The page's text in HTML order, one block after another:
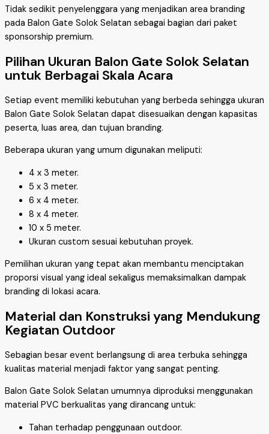
Tidak sedikit penyelenggara yang menjadikan area branding
pada Balon Gate Solok Selatan sebagai bagian dari paket
sponsorship premium.
Pilihan Ukuran Balon Gate Solok Selatan
untuk Berbagai Skala Acara
Setiap event memiliki kebutuhan yang berbeda sehingga ukuran
Balon Gate Solok Selatan dapat disesuaikan dengan kapasitas
peserta, luas area, dan tujuan branding.
Beberapa ukuran yang umum digunakan meliputi:
4 x 3 meter.
5 x 3 meter.
6 x 4 meter.
8 x 4 meter.
10 x 5 meter.
Ukuran custom sesuai kebutuhan proyek.
Pemilihan ukuran yang tepat akan membantu menciptakan
proporsi visual yang ideal sekaligus memaksimalkan dampak
branding di lokasi acara.
Material dan Konstruksi yang Mendukung
Kegiatan Outdoor
Sebagian besar event berlangsung di area terbuka sehingga
kualitas material menjadi faktor yang sangat penting.
Balon Gate Solok Selatan umumnya diproduksi menggunakan
material PVC berkualitas yang dirancang untuk:
Tahan terhadap penggunaan outdoor.